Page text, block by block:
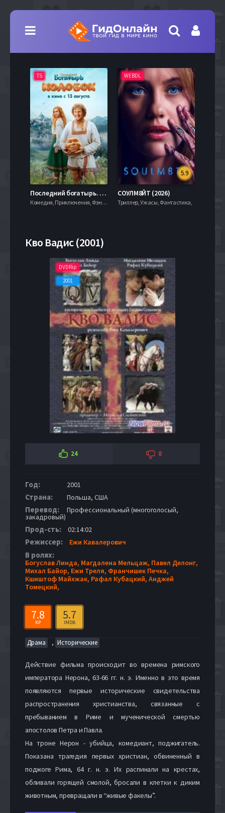
TS
Последний богатырь. Колобок (2026)
Комедия, Приключения, Фэнтези,
WEBDL
5.9
СОУЛМ8ЙТ (2026)
Триллер, Ужасы, Фантастика,
Кво Вадис (2001)
DVDRip
2001
24 8
Год: 2001
Страна: Польша, США
Перевод: Профессиональный (многоголосый,
закадровый)
Прод-сть: 02:14:02
Режиссер: Ежи Кавалерович
В ролях:
Богуслав Линда, Магдалена Мельцаж, Павел Делонг,
Михал Байор, Ежи Треля, Франчишек Печка,
Кшиштоф Майхжак, Рафал Кубацкий, Анджей
Томецкий,
7.8
KP
5.7
IMDB
Драма , Исторические
Действие фильма происходит во времена римского
императора Нерона, 63-66 гг. н. э. Именно в это время
появляются первые исторические свидетельства
распространения христианства, связанные с
пребыванием в Риме и мученической смертью
апостолов Петра и Павла.
На троне Нерон - убийца, комедиант, поджигатель.
Показана трагедия первых христиан, обвиненный в
поджоге Рима, 64 г. н. э. Их распинали на крестах,
обливали горящей смолой, бросали в клетки к диким
животным, превращали в “живые факелы”.